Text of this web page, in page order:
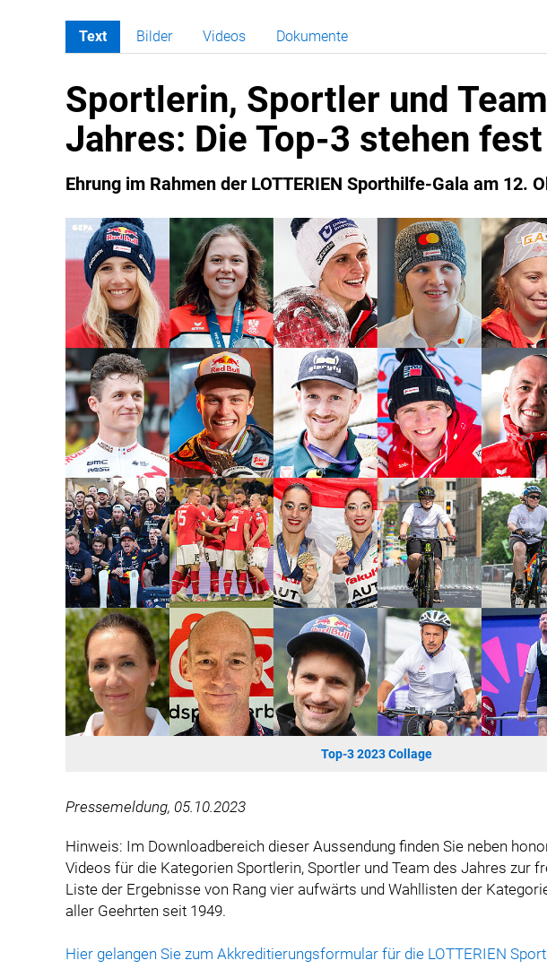
Text Bilder Videos Dokumente
Sportlerin, Sportler und
Jahres: Die Top-3 stehen fest
Ehrung im Rahmen der LOTTERIEN Sporthilfe-Gala am 12.
Top-3 2023 Collage
Pressemeldung, 05.10.2023
Hinweis: Im Downloadbereich dieser Aussendung finden Sie neben
Videos für die Kategorien Sportlerin, Sportler und Team des Jahres zur
Liste der Ergebnisse von Rang vier aufwärts und Wahllisten der
aller Geehrten seit 1949.
Hier gelangen Sie zum Akkreditierungsformular für die LOTTERIEN